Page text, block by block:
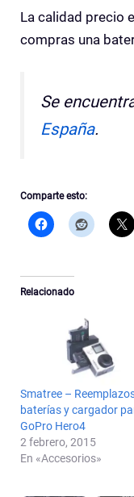
La calidad precio
compras una
Se
España.
Comparte esto:
Relacionado
Smatree –
baterías y cargador
GoPro Hero4
2 febrero, 2015
En «Accesorios»